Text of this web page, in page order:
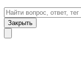
Закрыть